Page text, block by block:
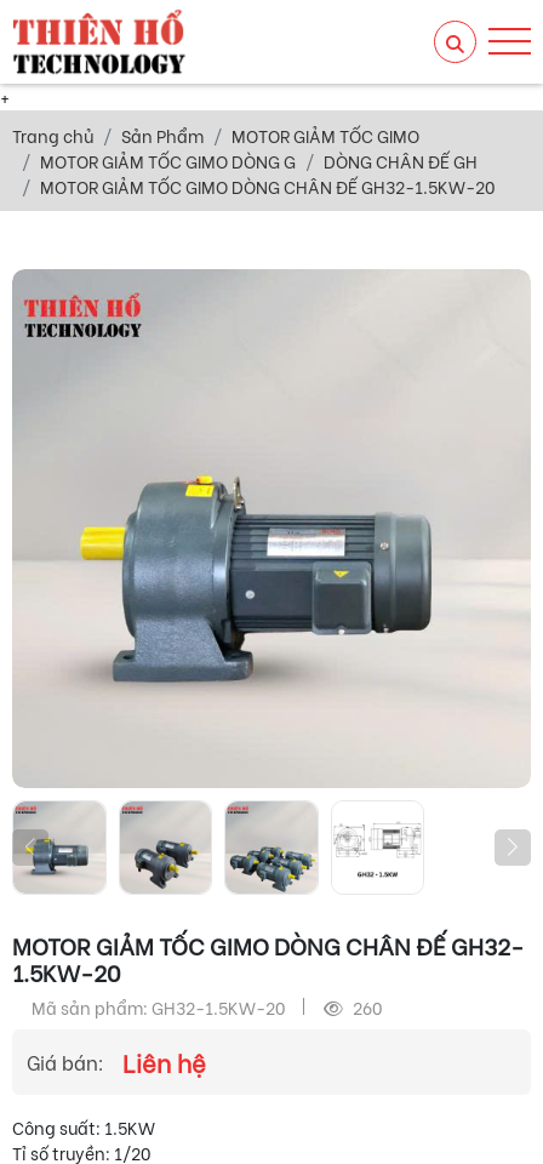
+
Trang chủ
Sản Phẩm
MOTOR GIẢM TỐC GIMO
MOTOR GIẢM TỐC GIMO DÒNG G
DÒNG CHÂN ĐẾ GH
MOTOR GIẢM TỐC GIMO DÒNG CHÂN ĐẾ GH32-1.5KW-20
MOTOR GIẢM TỐC GIMO DÒNG CHÂN ĐẾ GH32-
1.5KW-20
Mã sản phẩm: GH32-1.5KW-20 260
Giá bán: Liên hệ
Công suất: 1.5KW
Tỉ số truyền: 1/20